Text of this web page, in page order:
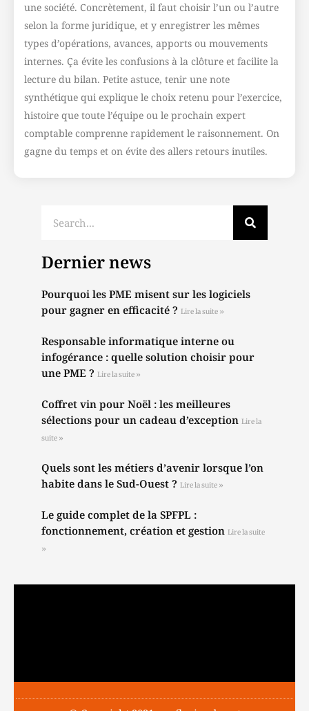
une société. Concrètement, il faut choisir l’un ou l’autre
selon la forme juridique, et y enregistrer les mêmes
types d’opérations, avances, apports ou mouvements
internes. Ça évite les confusions à la clôture et facilite la
lecture du bilan. Petite astuce, tenir une note
synthétique qui explique le choix retenu pour l’exercice,
histoire que toute l’équipe ou le prochain expert
comptable comprenne rapidement le raisonnement. On
gagne du temps et on évite des allers retours inutiles.
Dernier news
Pourquoi les PME misent sur les logiciels
pour gagner en efficacité ? Lire la suite »
Responsable informatique interne ou
infogérance : quelle solution choisir pour
une PME ? Lire la suite »
Coffret vin pour Noël : les meilleures
sélections pour un cadeau d’exception Lire la
suite »
Quels sont les métiers d’avenir lorsque l’on
habite dans le Sud-Ouest ? Lire la suite »
Le guide complet de la SPFPL :
fonctionnement, création et gestion Lire la suite
»